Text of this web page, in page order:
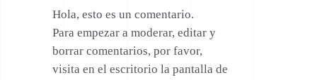
Hola, esto es un comentario.
Para empezar a moderar, editar y
borrar comentarios, por favor,
visita en el escritorio la pantalla de